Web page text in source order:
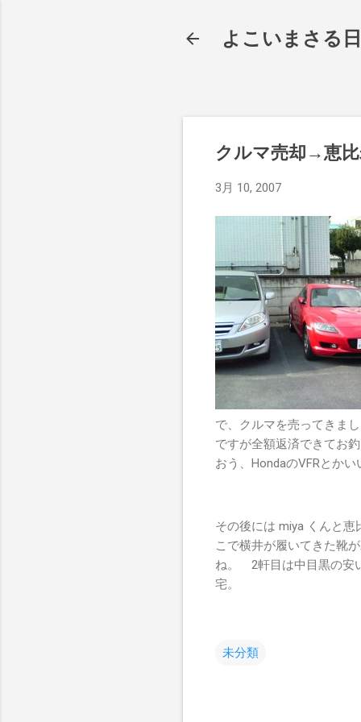
よこいまさる
クルマ売却→恵
3月 10, 2007
で、クルマを売ってきま
ですが全額返済できてお
おう、HondaのVFRとかい
その後には miya くんと
こで横井が履いてきた靴
ね。 2軒目は中目黒の安
宅。
未分類